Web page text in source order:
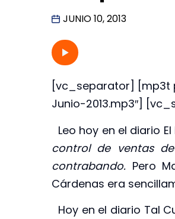
JUNIO 10, 2013
[vc_separator] [mp3t
Junio-2013.mp3″]
Leo hoy en el diario
control de ventas
contrabando. Pero
Cárdenas era
Hoy en el diario Tal